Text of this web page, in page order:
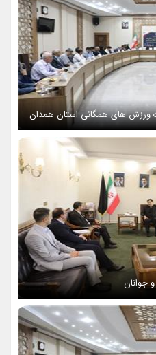
ورزش های همگانی استان همدان
جوانان